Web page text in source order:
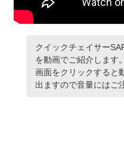
クイックチェイサー
を動画でご紹介します。
画面をクリックすると
出ますので音量にはご